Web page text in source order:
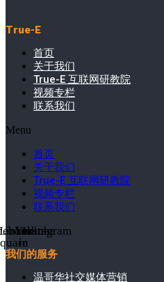
True-E
首页
关于我们
True-E 互联网研教院
视频专栏
联系我们
Menu
首页
关于我们
True-E 互联网研教院
视频专栏
联系我们
in
Youtube
Instagram
我们的服务
温哥华社交媒体营销